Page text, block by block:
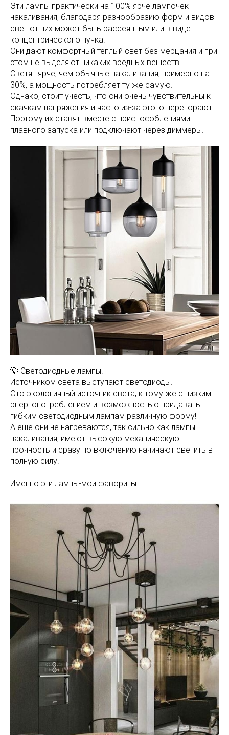
Эти лампы практически на 100% ярче лампочек
накаливания, благодаря разнообразию форм и видов
свет от них может быть рассеянным или в виде
концентрического пучка.
Они дают комфортный теплый свет без мерцания и при
этом не выделяют никаких вредных веществ.
Светят ярче, чем обычные накаливания, примерно на
30%, а мощность потребляет ту же самую.
Однако, стоит учесть, что они очень чувствительны к
скачкам напряжения и часто из-за этого перегорают.
Поэтому их ставят вместе с приспособлениями
плавного запуска или подключают через диммеры.
💡 Светодиодные лампы.
Источником света выступают светодиоды.
Это экологичный источник света, к тому же с низким
энергопотреблением и возможностью придавать
гибким светодиодным лампам различную форму!
А ещё они не нагреваются, так сильно как лампы
накаливания, имеют высокую механическую
прочность и сразу по включению начинают светить в
полную силу!
Именно эти лампы-мои фавориты.